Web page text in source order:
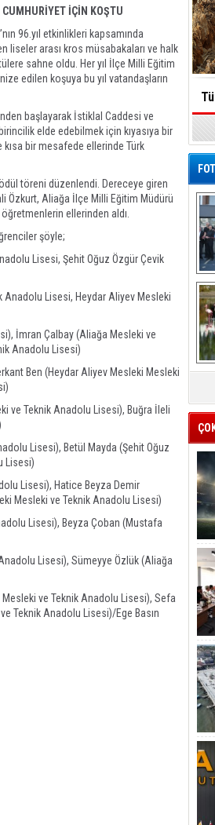
CUMHURİYET İÇİN KOŞTU
96.yıl etkinlikleri kapsamında
liseler arası kros müsabakaları ve halk
sahne oldu. Her yıl İlçe Milli Eğitim
edilen koşuya bu yıl vatandaşların
başlayarak İstiklal Caddesi ve
elde edebilmek için kıyasıya bir
bir mesafede ellerinde Türk
töreni düzenlendi. Dereceye giren
Özkurt, Aliağa İlçe Milli Eğitim Müdürü
ellerinden aldı.
şöyle;
Lisesi, Şehit Oğuz Özgür Çevik
Lisesi, Heydar Aliyev Mesleki
İmran Çalbay (Aliağa Mesleki ve
Anadolu Lisesi)
Ben (Heydar Aliyev Mesleki Mesleki
ve Teknik Anadolu Lisesi), Buğra İleli
Lisesi), Betül Mayda (Şehit Oğuz
Lisesi)
Lisesi), Hatice Beyza Demir
Mesleki ve Teknik Anadolu Lisesi)
Lisesi), Beyza Çoban (Mustafa
Lisesi), Sümeyye Özlük (Aliağa
ve Teknik Anadolu Lisesi), Sefa
Teknik Anadolu Lisesi)/Ege Basın